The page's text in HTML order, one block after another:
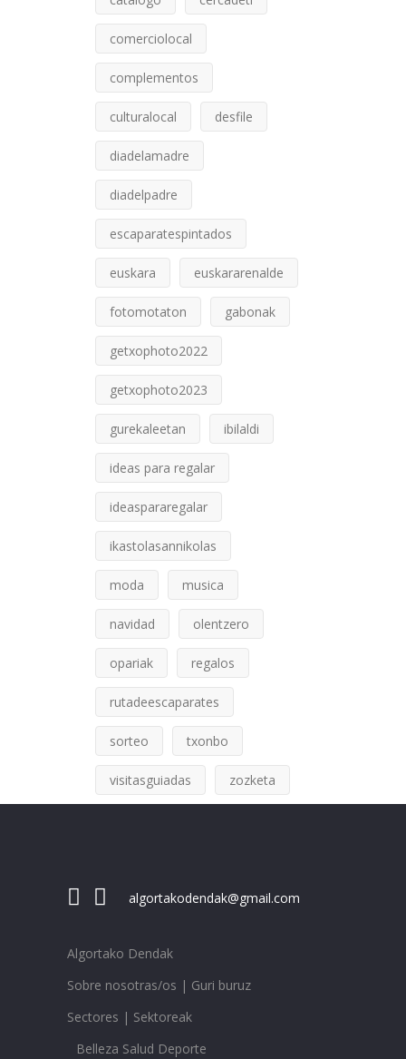
comerciolocal
complementos
culturalocal desfile
diadelamadre
diadelpadre
escaparatespintados
euskara euskararenalde
fotomotaton gabonak
getxophoto2022
getxophoto2023
gurekaleetan ibilaldi
ideas para regalar
ideaspararegalar
ikastolasannikolas
moda musica
navidad olentzero
opariak regalos
rutadeescaparates
sorteo txonbo
visitasguiadas zozketa
algortakodendak@gmail.com
Algortako Dendak
Sobre nosotras/os | Guri buruz
Sectores | Sektoreak
Belleza Salud Deporte